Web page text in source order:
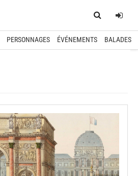
PERSONNAGES ÉVÉNEMENTS BALADES